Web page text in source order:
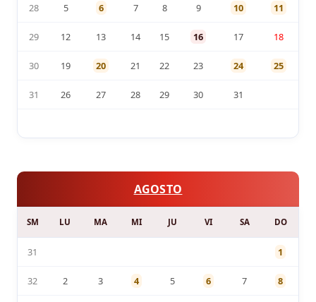
28 5 6 7 8 9 10 11
29 12 13 14 15 16 17 18
30 19 20 21 22 23 24 25
31 26 27 28 29 30 31
AGOSTO
SM LU MA MI JU VI SA DO
31 1
32 2 3 4 5 6 7 8